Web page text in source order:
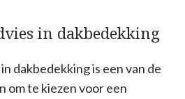
in dakbedekking
dakbedekking is een van de
om te kiezen voor een